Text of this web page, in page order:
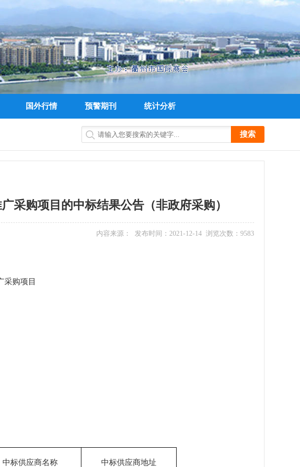
国外行情 预警期刊 统计分析
采购项目的中标结果公告（非政府采购）
内容来源： 发布时间：2021-12-14 浏览次数：9583
广采购项目
中标供应商名称 中标供应商地址